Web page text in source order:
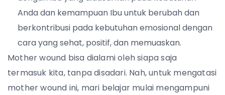
Anda dan kemampuan Ibu untuk berubah dan
berkontribusi pada kebutuhan emosional dengan
cara yang sehat, positif, dan memuaskan.
Mother wound bisa dialami oleh siapa saja
termasuk kita, tanpa disadari. Nah, untuk mengatasi
mother wound ini, mari belajar mulai mengampuni